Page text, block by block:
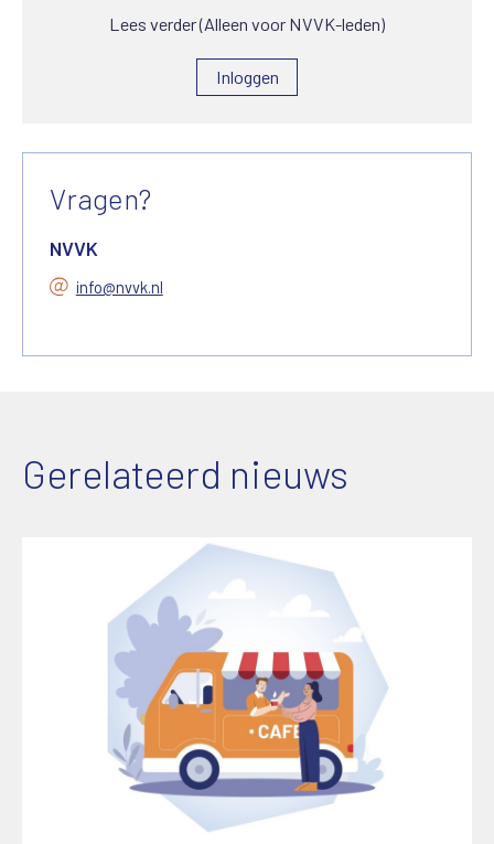
Lees verder (Alleen voor NVVK-leden)
Inloggen
Vragen?
NVVK
info@nvvk.nl
Gerelateerd nieuws